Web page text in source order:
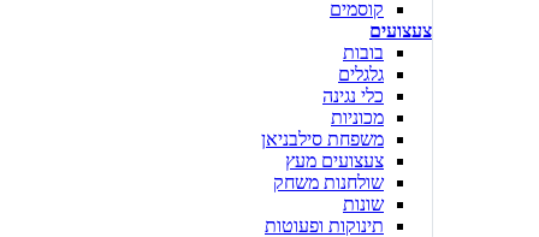
קוסמים
צעצועים
בובות
גלגלים
כלי נגינה
מכוניות
משפחת סילבניאן
צעצועים מעץ
שולחנות משחק
שונות
תינוקות ופעוטות